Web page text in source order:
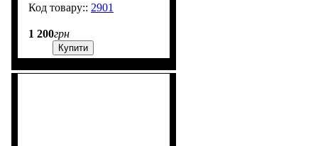
2901
1 200грн
Купити